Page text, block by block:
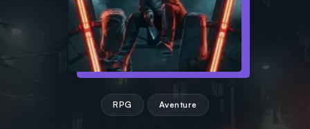
RPG Aventure